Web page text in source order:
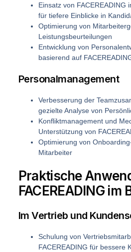
Einsatz von FACEREADING
für tiefere Einblicke in
Optimierung von
Leistungsbeurteilungen
Entwicklung von
basierend auf
Personalmanagement
Verbesserung der
gezielte Analyse von
Konfliktmanagement und
Unterstützung von
Optimierung von
Mitarbeiter
Praktische
FACEREADING im
Im Vertrieb und
Schulung von
FACEREADING für bessere